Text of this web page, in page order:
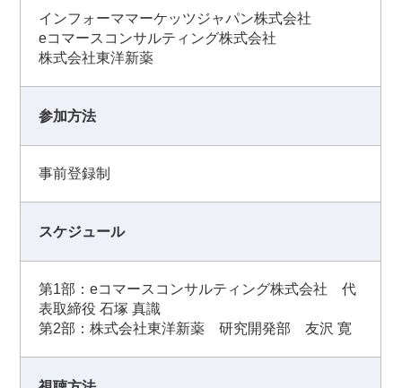
インフォーママーケッツジャパン株式会社
eコマースコンサルティング株式会社
株式会社東洋新薬
参加方法
事前登録制
スケジュール
第1部：eコマースコンサルティング株式会社 代
表取締役 石塚 真識
第2部：株式会社東洋新薬 研究開発部 友沢 寛